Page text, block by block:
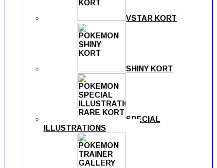
VSTAR KORT
SHINY KORT
SPECIAL
ILLUSTRATIONS